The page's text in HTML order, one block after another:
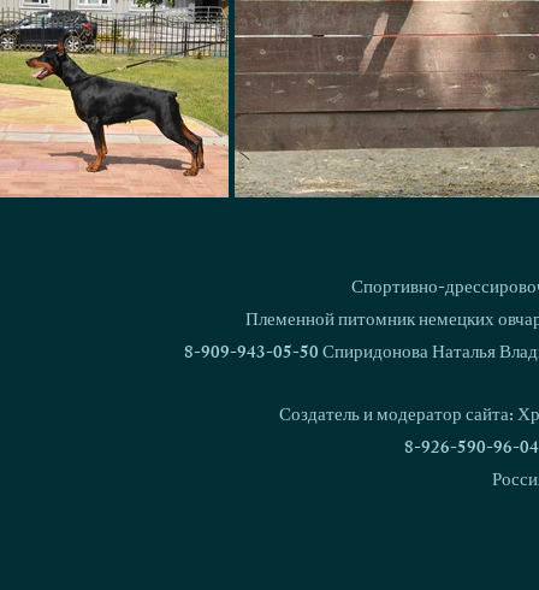
Спортивно-
Племенной питомник немецких
8-909-943-05-50 Спиридонова Наталья
Создатель и модератор сайта:
8-926-590-96-